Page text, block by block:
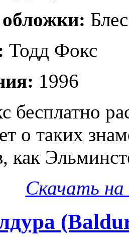
Тодд Фокс
1996
бесплатно
о таких
как
Скачать на